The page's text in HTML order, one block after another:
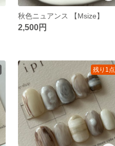
秋色ニュアンス 【Msize】
2,500円
残り1点